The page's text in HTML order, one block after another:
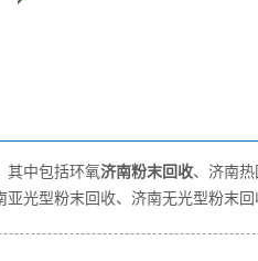
其中包括环氧济南粉末回收、济南
光型粉末回收、济南无光型粉末回